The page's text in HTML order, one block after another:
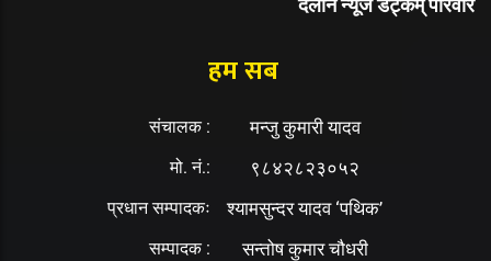
हम सब
संचालक : मन्जु कुमारी यादव
मो. नं.: ९८४२८२३०५२
प्रधान सम्पादकः श्यामसुन्दर यादव ‘पथिक’
सम्पादक : सन्तोष कुमार चौधरी